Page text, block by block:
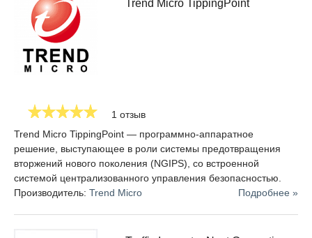
Trend Micro TippingPoint
1 отзыв
Trend Micro TippingPoint — программно-аппаратное
решение, выступающее в роли системы предотвращения
вторжений нового поколения (NGIPS), со встроенной
системой централизованного управления безопасностью.
Производитель: Trend Micro Подробнее »